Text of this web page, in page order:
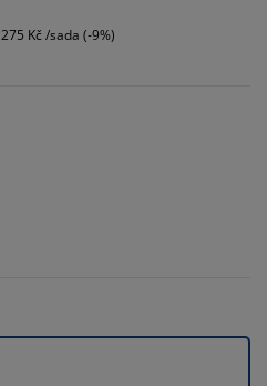
275 Kč /sada (-9%)